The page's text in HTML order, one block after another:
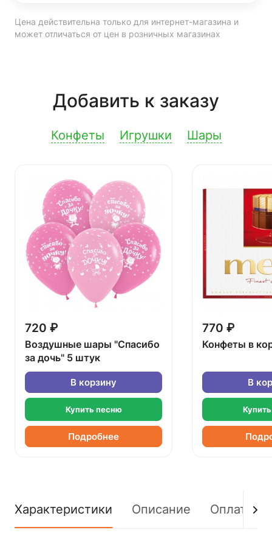
Цена действительна только для интернет-магазина и
может отличаться от цен в розничных магазинах
Добавить к заказу
Конфеты Игрушки Шары
720 ₽
Воздушные шары "Спасибо
за дочь" 5 штук
В корзину
Купить песню
Подробнее
770 ₽
Конфеты в
В
Характеристики Описание Оплата